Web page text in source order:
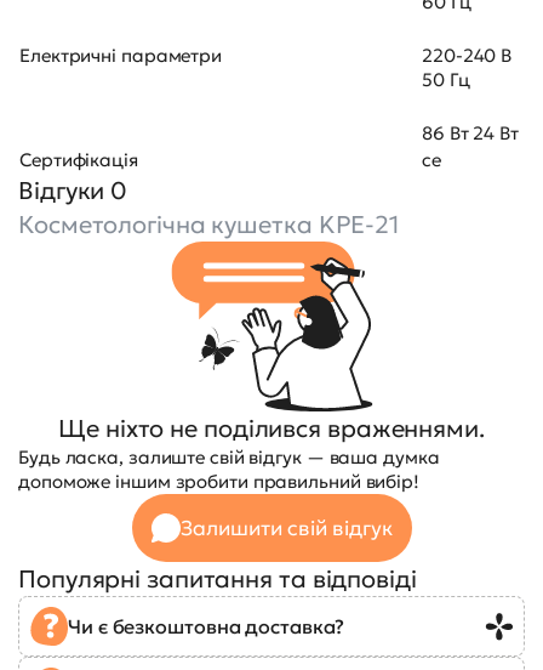
Електричні параметри
220-240 В
50 Гц
86 Вт 24 Вт
Сертифікація
ce
Відгуки 0
Косметологічна кушетка KPE-21
Ще ніхто не поділився враженнями.
Будь ласка, залиште свій відгук — ваша думка
допоможе іншим зробити правильний вибір!
Залишити свій відгук
Популярні запитання та відповіді
Чи є безкоштовна доставка?